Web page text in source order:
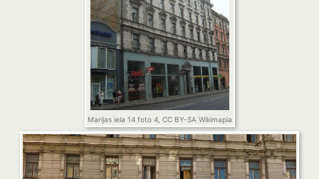
Marijas iela 14 foto 4, CC BY-SA Wikimapia